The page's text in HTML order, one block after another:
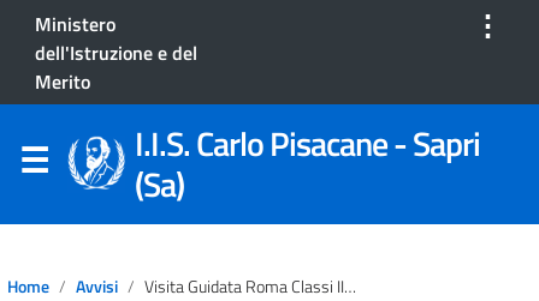
Ministero
dell'Istruzione e del
Merito
⋮
I.I.S. Carlo Pisacane - Sapri
(Sa)
Home Avvisi Visita Guidata Roma Classi III Liceo Scientifico